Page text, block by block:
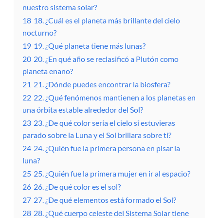
nuestro sistema solar?
18 18. ¿Cuál es el planeta más brillante del cielo
nocturno?
19 19. ¿Qué planeta tiene más lunas?
20 20. ¿En qué año se reclasificó a Plutón como
planeta enano?
21 21. ¿Dónde puedes encontrar la biosfera?
22 22. ¿Qué fenómenos mantienen a los planetas en
una órbita estable alrededor del Sol?
23 23. ¿De qué color sería el cielo si estuvieras
parado sobre la Luna y el Sol brillara sobre ti?
24 24. ¿Quién fue la primera persona en pisar la
luna?
25 25. ¿Quién fue la primera mujer en ir al espacio?
26 26. ¿De qué color es el sol?
27 27. ¿De qué elementos está formado el Sol?
28 28. ¿Qué cuerpo celeste del Sistema Solar tiene